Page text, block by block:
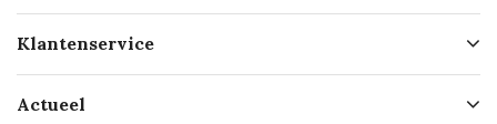
Geschiedenis
Missie
Klantenservice
Bezorgen
Actueel